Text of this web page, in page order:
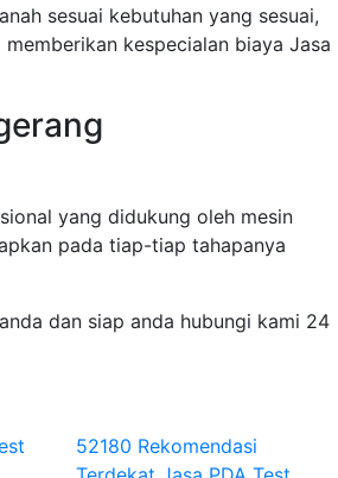
sesuai kebutuhan yang sesuai,
kespecialan biaya Jasa
yang didukung oleh mesin
pada tiap-tiap tahapanya
dan siap anda hubungi kami 24
52180 Rekomendasi